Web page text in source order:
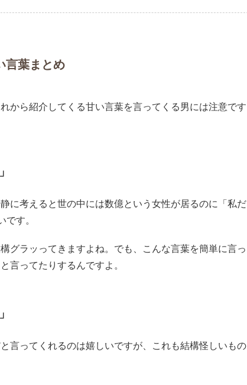
言葉まとめ
から紹介してくる甘い言葉を言ってくる男には注意です
に考えると世の中には数億という女性が居るのに「私だ
す。
グラッってきますよね。でも、こんな言葉を簡単に言っ
言ってたりするんですよ。
言ってくれるのは嬉しいですが、これも結構怪しいもの